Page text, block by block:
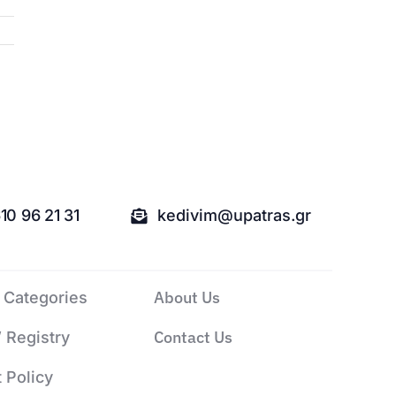
96 21 31 kedivim@upatras.gr
Registry
Policy
About Us
Contact Us